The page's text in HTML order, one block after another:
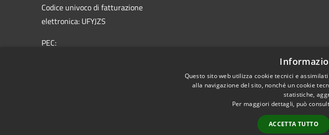
Codice univoco di fatturazione
elettronica: UFYJZS
PEC:
Questo sito web utilizza cookie tecnici e
alla navigazione del sito, nonché un cookie
statistiche,
Per maggiori dettagli, può
ACCETTA TUTTO